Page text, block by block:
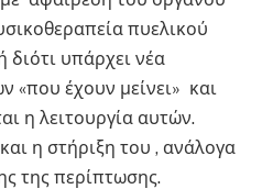
πυελικού
διότι υπάρχει νέα
«που έχουν μείνει» και
η λειτουργία αυτών.
η στήριξη του , ανάλογα
της περίπτωσης.